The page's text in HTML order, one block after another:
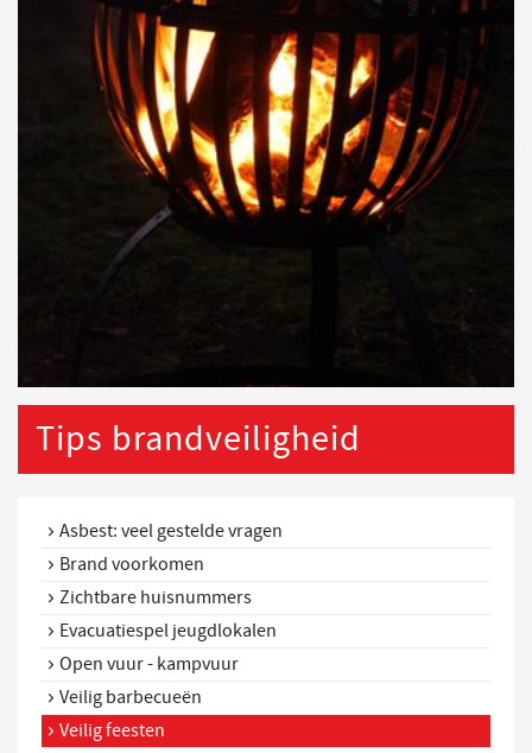
Tips brandveiligheid
Asbest: veel gestelde vragen
Brand voorkomen
Zichtbare huisnummers
Evacuatiespel jeugdlokalen
Open vuur - kampvuur
Veilig barbecueën
Veilig feesten